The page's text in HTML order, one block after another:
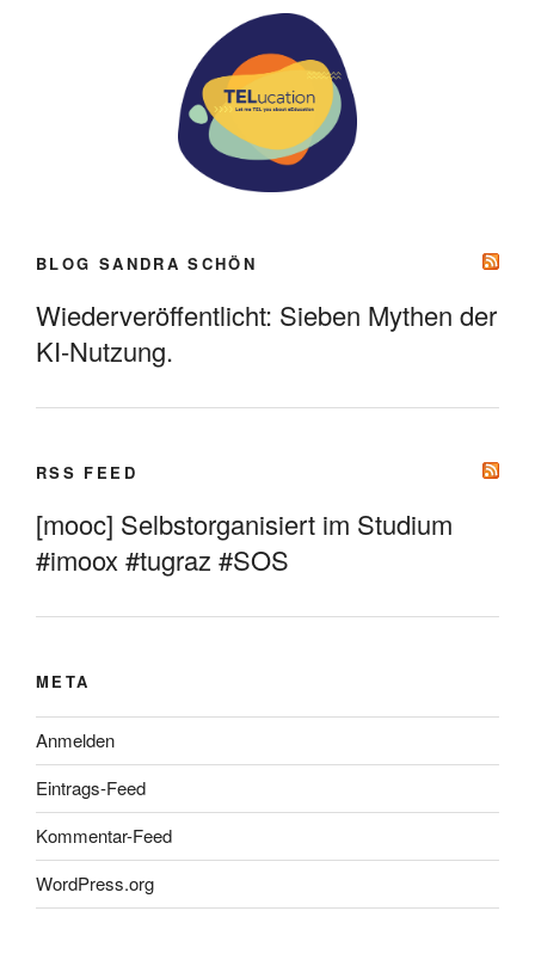
BLOG SANDRA SCHÖN
Wiederveröffentlicht: Sieben Mythen der
KI-Nutzung.
RSS FEED
[mooc] Selbstorganisiert im Studium
#imoox #tugraz #SOS
META
Anmelden
Eintrags-Feed
Kommentar-Feed
WordPress.org